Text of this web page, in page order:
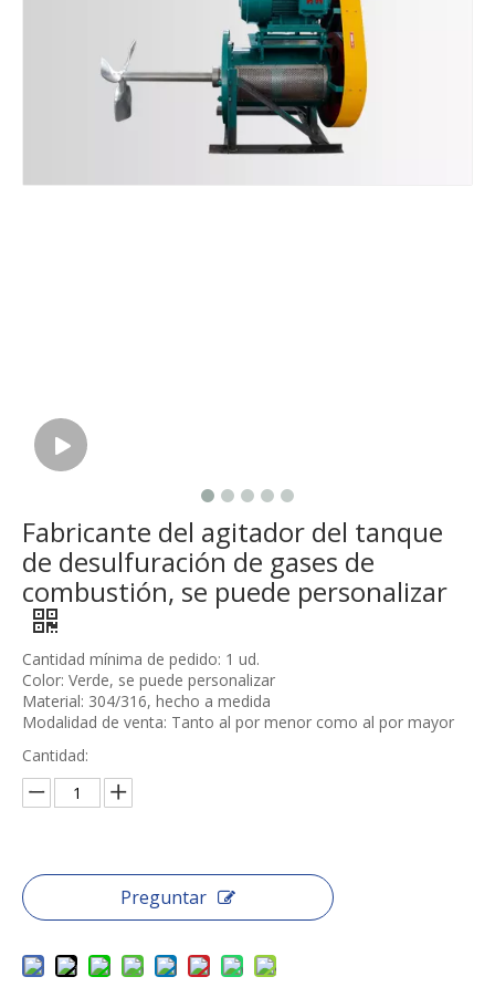
Fabricante del agitador del tanque
de desulfuración de gases de
combustión, se puede personalizar
Cantidad mínima de pedido: 1 ud.
Color: Verde, se puede personalizar
Material: 304/316, hecho a medida
Modalidad de venta: Tanto al por menor como al por mayor
Cantidad:
Preguntar